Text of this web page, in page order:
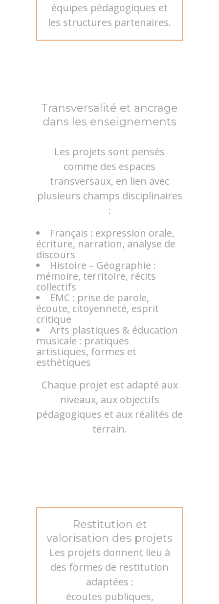
équipes pédagogiques et
les structures partenaires.
Transversalité et ancrage
dans les enseignements
Les projets sont pensés
comme des espaces
transversaux, en lien avec
plusieurs champs disciplinaires
:
Français : expression orale,
écriture, narration, analyse de
discours
Histoire – Géographie :
mémoire, territoire, récits
collectifs
EMC : prise de parole,
écoute, citoyenneté, esprit
critique
Arts plastiques & éducation
musicale : pratiques
artistiques, formes et
esthétiques
Chaque projet est adapté aux
niveaux, aux objectifs
pédagogiques et aux réalités de
terrain.
Restitution et
valorisation des projets
Les projets donnent lieu à
des formes de restitution
adaptées :
écoutes publiques,